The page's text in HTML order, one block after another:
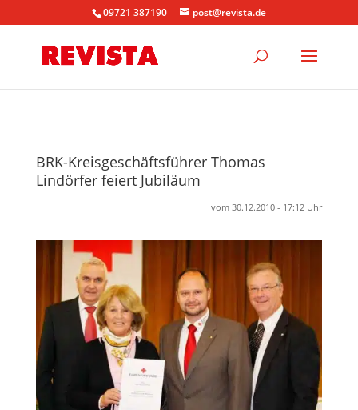
09721 387190 post@revista.de
BRK-Kreisgeschäftsführer Thomas
Lindörfer feiert Jubiläum
vom 30.12.2010 - 17:12 Uhr